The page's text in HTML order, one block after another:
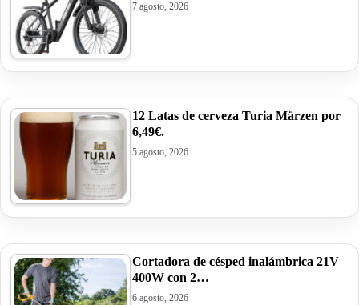
7 agosto, 2026
12 Latas de cerveza Turia Märzen por
6,49€.
5 agosto, 2026
Cortadora de césped inalámbrica 21V
400W con 2…
6 agosto, 2026